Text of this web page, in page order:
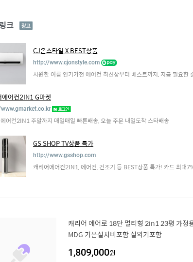
크 광
고
CJ온스타일 X BEST상품
http://www.cjonstyle.com
시원한 여름 인기가전 에어컨 최신상부터 베스트까지, 지금 필요한
에어컨2IN1 G마켓
어컨2IN1 주말까지 매일매일 빠른배송, 오늘 주문 내일도착 스타배송
GS SHOP TV상품 특가
http://www.gsshop.com
캐리어에어컨2IN1, 에어컨, 건조기 등 BEST상품 특가! 카드 최대
캐리어 에어로 18단 멀티형 2in1 23평 가정
MDG 기본설치비포함 실외기포함
1,809,000원